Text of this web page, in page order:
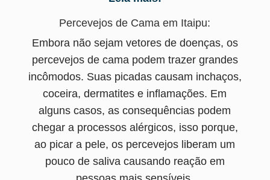
Percevejos de Cama em Itaipu:
Embora não sejam vetores de doenças, os
percevejos de cama podem trazer grandes
incômodos. Suas picadas causam inchaços,
coceira, dermatites e inflamações. Em
alguns casos, as consequências podem
chegar a processos alérgicos, isso porque,
ao picar a pele, os percevejos liberam um
pouco de saliva causando reação em